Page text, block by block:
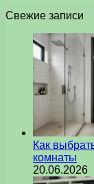
Свежие записи
Как
комнаты
20.06.2026